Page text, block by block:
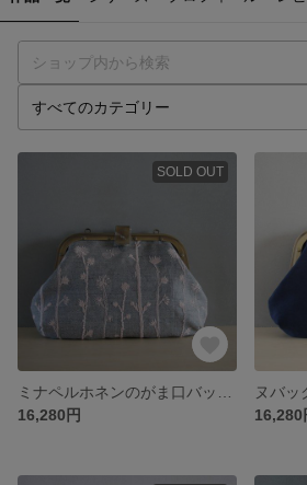
SOLD OUT
16,280円
16,280